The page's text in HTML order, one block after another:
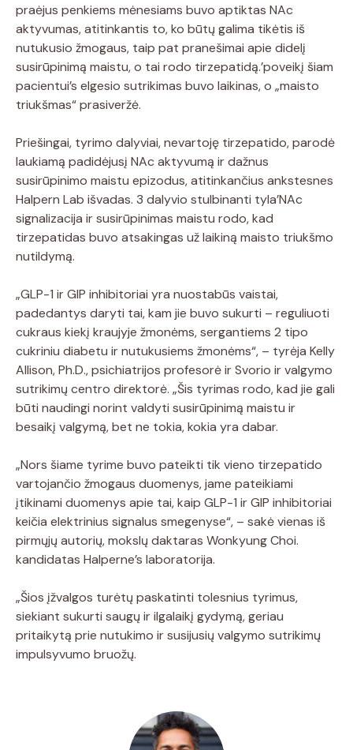
praėjus penkiems mėnesiams buvo aptiktas NAc
aktyvumas, atitinkantis to, ko būtų galima tikėtis iš
nutukusio žmogaus, taip pat pranešimai apie didelį
susirūpinimą maistu, o tai rodo tirzepatidą.’poveikį šiam
pacientui’s elgesio sutrikimas buvo laikinas, o „maisto
triukšmas“ prasiveržė.
Priešingai, tyrimo dalyviai, nevartoję tirzepatido, parodė
laukiamą padidėjusį NAc aktyvumą ir dažnus
susirūpinimo maistu epizodus, atitinkančius ankstesnes
Halpern Lab išvadas. 3 dalyvio stulbinanti tyla’NAc
signalizacija ir susirūpinimas maistu rodo, kad
tirzepatidas buvo atsakingas už laikiną maisto triukšmo
nutildymą.
„GLP-1 ir GIP inhibitoriai yra nuostabūs vaistai,
padedantys daryti tai, kam jie buvo sukurti – reguliuoti
cukraus kiekį kraujyje žmonėms, sergantiems 2 tipo
cukriniu diabetu ir nutukusiems žmonėms“, – tyrėja Kelly
Allison, Ph.D., psichiatrijos profesorė ir Svorio ir valgymo
sutrikimų centro direktorė. „Šis tyrimas rodo, kad jie gali
būti naudingi norint valdyti susirūpinimą maistu ir
besaikį valgymą, bet ne tokia, kokia yra dabar.
„Nors šiame tyrime buvo pateikti tik vieno tirzepatido
vartojančio žmogaus duomenys, jame pateikiami
įtikinami duomenys apie tai, kaip GLP-1 ir GIP inhibitoriai
keičia elektrinius signalus smegenyse“, – sakė vienas iš
pirmųjų autorių, mokslų daktaras Wonkyung Choi.
kandidatas Halperne’s laboratorija.
„Šios įžvalgos turėtų paskatinti tolesnius tyrimus,
siekiant sukurti saugų ir ilgalaikį gydymą, geriau
pritaikytą prie nutukimo ir susijusių valgymo sutrikimų
impulsyvumo bruožų.